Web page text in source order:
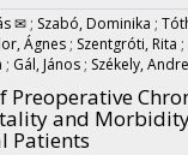
✉ ; Szabó, Dominika ;
Ágnes ; Szentgróti, Rita ;
; Gál, János ; Székely,
Preoperative
and
Patients